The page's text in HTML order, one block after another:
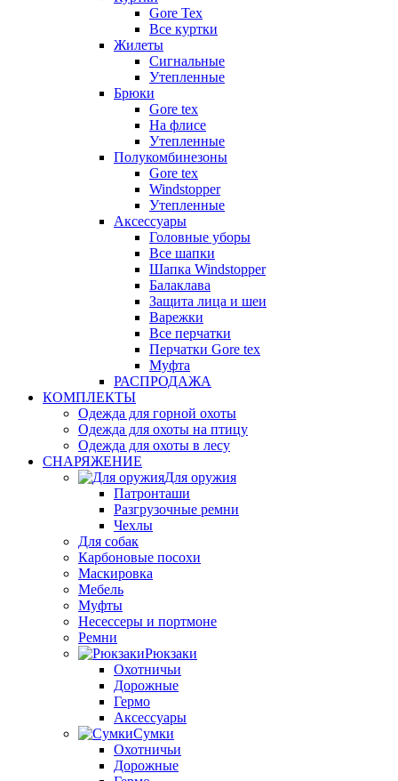
Gore Tex
Все куртки
Жилеты
Сигнальные
Утепленные
Брюки
Gore tex
На флисе
Утепленные
Полукомбинезоны
Gore tex
Windstopper
Утепленные
Аксессуары
Головные уборы
Все шапки
Шапка Windstopper
Балаклава
Защита лица и шеи
Варежки
Все перчатки
Перчатки Gore tex
Муфта
РАСПРОДАЖА
КОМПЛЕКТЫ
Одежда для горной охоты
Одежда для охоты на птицу
Одежда для охоты в лесу
СНАРЯЖЕНИЕ
Для оружия
Патронташи
Разгрузочные ремни
Чехлы
Для собак
Карбоновые посохи
Маскировка
Мебель
Муфты
Несессеры и портмоне
Ремни
Рюкзаки
Охотничьи
Дорожные
Гермо
Аксессуары
Сумки
Охотничьи
Дорожные